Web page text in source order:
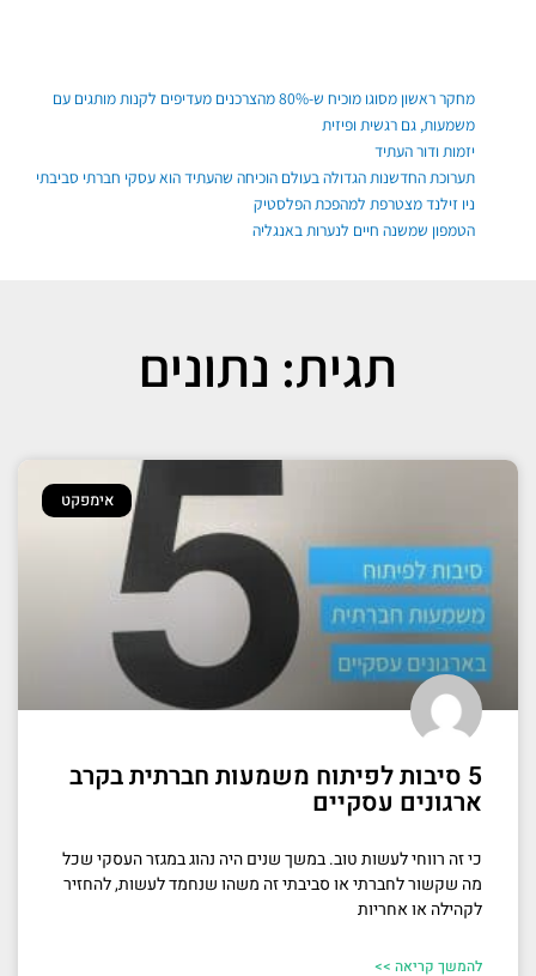
מחקר ראשון מסוגו מוכיח ש-80% מהצרכנים מעדיפים לקנות מותגים עם
משמעות, גם רגשית ופיזית
יזמות ודור העתיד
תערוכת החדשנות הגדולה בעולם הוכיחה שהעתיד הוא עסקי חברתי סביבתי
ניו זילנד מצטרפת למהפכת הפלסטיק
הטמפון שמשנה חיים לנערות באנגליה
תגית: נתונים
אימפקט
5 סיבות לפיתוח משמעות חברתית בקרב
ארגונים עסקיים
כי זה רווחי לעשות טוב. במשך שנים היה נהוג במגזר העסקי שכל
מה שקשור לחברתי או סביבתי זה משהו שנחמד לעשות, להחזיר
לקהילה או אחריות
להמשך קריאה >>